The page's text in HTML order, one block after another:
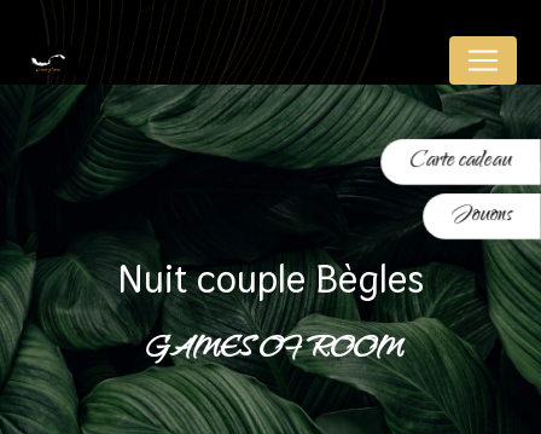
Jouons
Carte cadeau
nuit couple Bègles
GAMES OF ROOM